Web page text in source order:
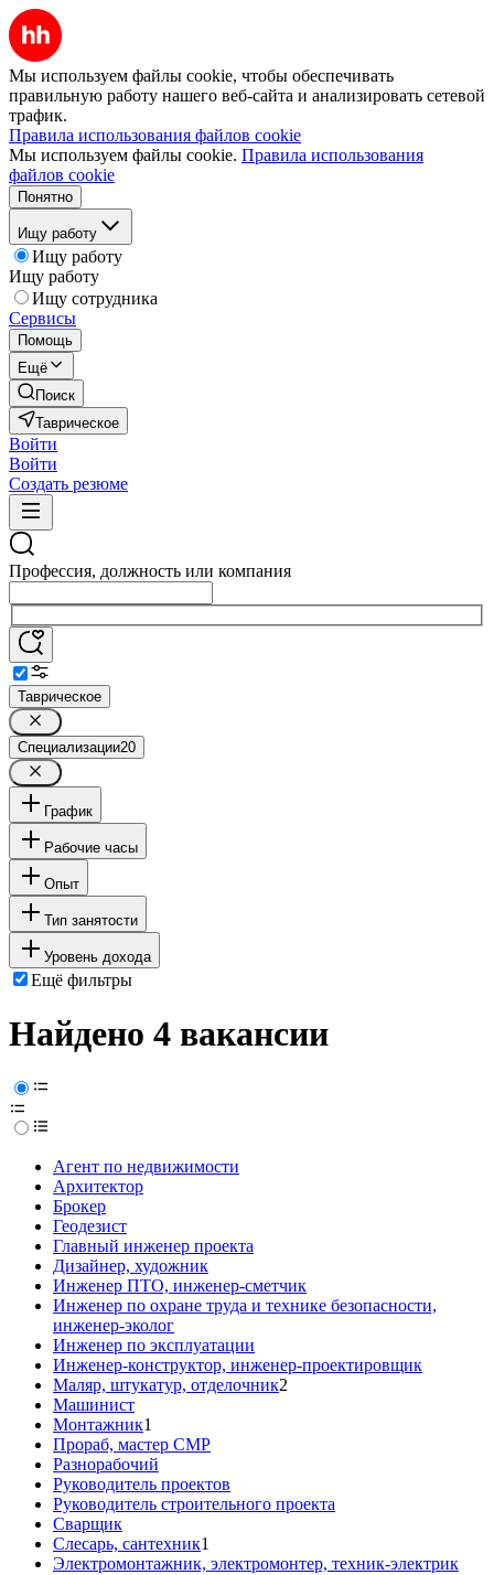
Мы используем файлы cookie, чтобы обеспечивать
правильную работу нашего веб-сайта и анализировать сетевой
трафик.
Правила использования файлов cookie
Мы используем файлы cookie. Правила использования
файлов cookie
Понятно
Ищу работу
Ищу работу
Ищу работу
Ищу сотрудника
Сервисы
Помощь
Ещё
Поиск
Таврическое
Войти
Войти
Создать резюме
Профессия, должность или компания
Таврическое
Специализации20
График
Рабочие часы
Опыт
Тип занятости
Уровень дохода
Ещё фильтры
Найдено 4 вакансии
Агент по недвижимости
Архитектор
Брокер
Геодезист
Главный инженер проекта
Дизайнер, художник
Инженер ПТО, инженер-сметчик
Инженер по охране труда и технике безопасности,
инженер-эколог
Инженер по эксплуатации
Инженер-конструктор, инженер-проектировщик
Маляр, штукатур, отделочник2
Машинист
Монтажник1
Прораб, мастер СМР
Разнорабочий
Руководитель проектов
Руководитель строительного проекта
Сварщик
Слесарь, сантехник1
Электромонтажник, электромонтер, техник-электрик